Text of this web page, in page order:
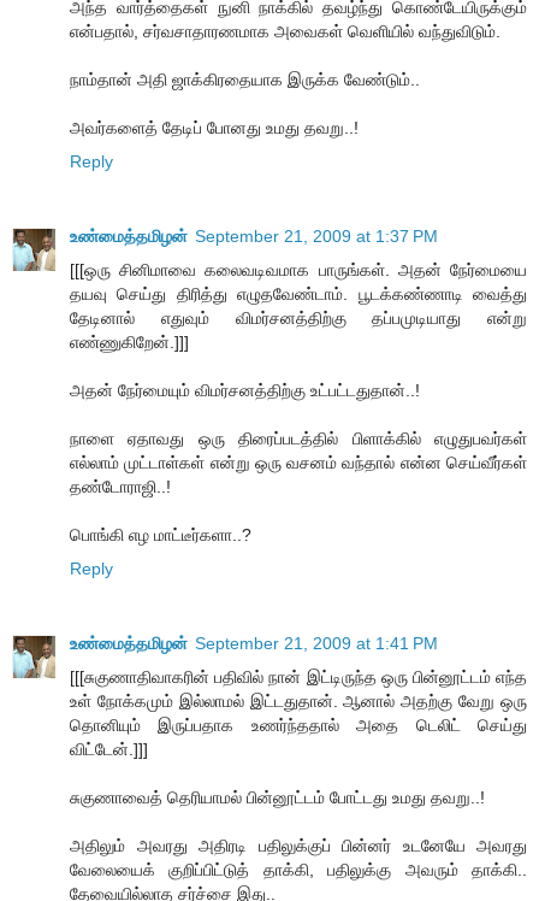
அந்த வார்த்தைகள் நுனி நாக்கில் தவழ்ந்து கொண்டேயிருக்கும்
என்பதால், சர்வசாதாரணமாக அவைகள் வெளியில் வந்துவிடும்.
நாம்தான் அதி ஜாக்கிரதையாக இருக்க வேண்டும்..
அவர்களைத் தேடிப் போனது உமது தவறு..!
Reply
உண்மைத்தமிழன் September 21, 2009 at 1:37 PM
[[[ஒரு சினிமாவை கலைவடிவமாக பாருங்கள். அதன் நேர்மையை
தயவு செய்து திரித்து எழுதவேண்டாம். பூடக்கண்ணாடி வைத்து
தேடினால் எதுவும் விமர்சனத்திற்கு தப்பமுடியாது என்று
எண்ணுகிறேன்.]]]
அதன் நேர்மையும் விமர்சனத்திற்கு உட்பட்டதுதான்..!
நாளை ஏதாவது ஒரு திரைப்படத்தில் பிளாக்கில் எழுதுபவர்கள்
எல்லாம் முட்டாள்கள் என்று ஒரு வசனம் வந்தால் என்ன செய்வீர்கள்
தண்டோராஜி..!
பொங்கி எழ மாட்டீர்களா..?
Reply
உண்மைத்தமிழன் September 21, 2009 at 1:41 PM
[[[சுகுணாதிவாகரின் பதிவில் நான் இட்டிருந்த ஒரு பின்னூட்டம் எந்த
உள் நோக்கமும் இல்லாமல் இட்டதுதான். ஆனால் அதற்கு வேறு ஒரு
தொனியும் இருப்பதாக உணர்ந்ததால் அதை டெலிட் செய்து
விட்டேன்.]]]
சுகுணாவைத் தெரியாமல் பின்னூட்டம் போட்டது உமது தவறு..!
அதிலும் அவரது அதிரடி பதிலுக்குப் பின்னர் உடனேயே அவரது
வேலையைக் குறிப்பிட்டுத் தாக்கி, பதிலுக்கு அவரும் தாக்கி..
தேவையில்லாத சர்ச்சை இது..